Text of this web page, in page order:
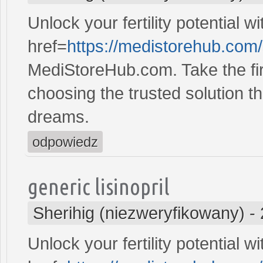
Unlock your fertility potential
href=https://
MediStoreHub.com. Take the
choosing the trusted solution
dreams.
odpowiedz
generic lisinopril
Sherihig (niezweryfikowany) -
Unlock your fertility potential